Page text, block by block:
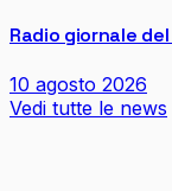
Radio giornale
10 agosto 2026
Vedi tutte le news